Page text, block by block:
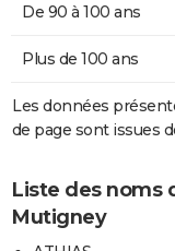
De 90 à 100 ans
Plus de 100 ans
Les données
de page sont issues
Liste des noms
Mutigney